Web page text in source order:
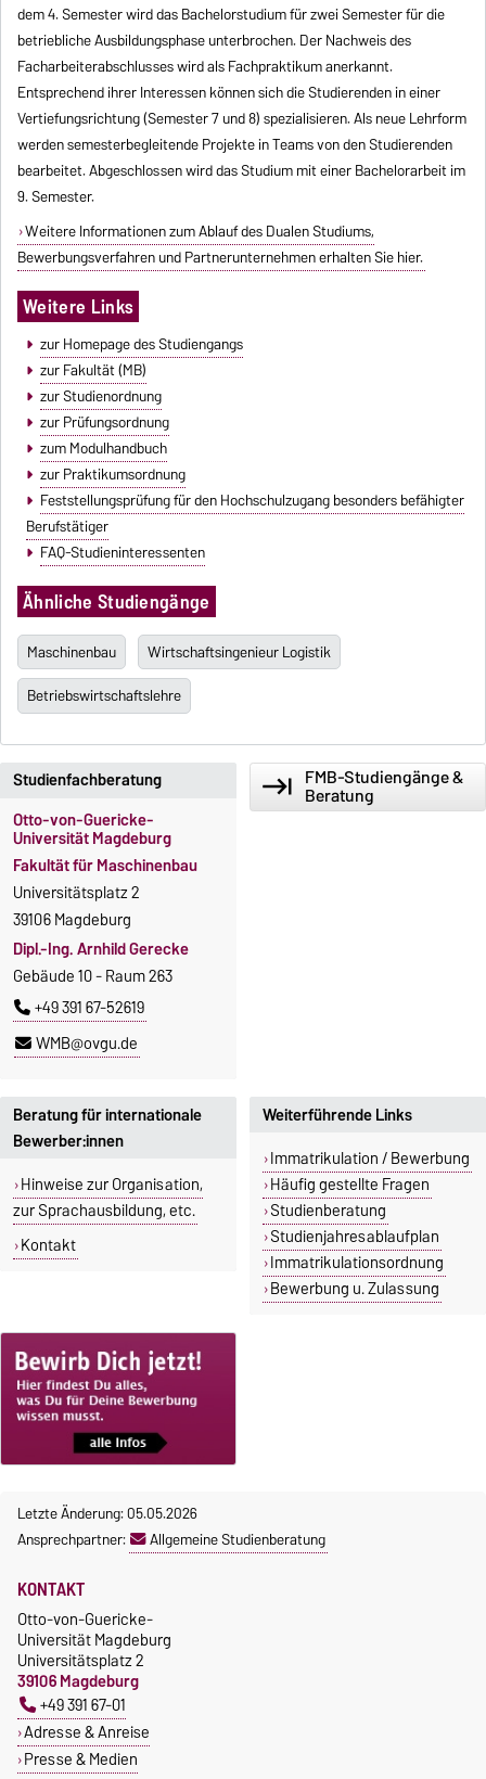
dem 4. Semester wird das Bachelorstudium für zwei Semester für die
betriebliche Ausbildungsphase unterbrochen. Der Nachweis des
Facharbeiterabschlusses wird als Fachpraktikum anerkannt.
Entsprechend ihrer Interessen können sich die Studierenden in einer
Vertiefungsrichtung (Semester 7 und 8) spezialisieren. Als neue Lehrform
werden semesterbegleitende Projekte in Teams von den Studierenden
bearbeitet. Abgeschlossen wird das Studium mit einer Bachelorarbeit im
9. Semester.
Weitere Informationen zum Ablauf des Dualen Studiums,
Bewerbungsverfahren und Partnerunternehmen erhalten Sie hier.
Weitere Links
zur Homepage des Studiengangs
zur Fakultät (MB)
zur Studienordnung
zur Prüfungsordnung
zum Modulhandbuch
zur Praktikumsordnung
Feststellungsprüfung für den Hochschulzugang besonders befähigter
Berufstätiger
FAQ-Studieninteressenten
Ähnliche Studiengänge
Maschinenbau
Wirtschaftsingenieur Logistik
Betriebswirtschaftslehre
Weiterführende Links
Immatrikulation / Bewerbung
Häufig gestellte Fragen
Studienberatung
Studienjahresablaufplan
Immatrikulationsordnung
Bewerbung u. Zulassung
Studienfachberatung
Otto-von-Guericke-
Universität Magdeburg
Fakultät für Maschinenbau
Universitätsplatz 2
39106 Magdeburg
Dipl.-Ing. Arnhild Gerecke
Gebäude 10 - Raum 263
+49 391 67-52619
WMB@ovgu.de
Beratung für internationale
Bewerber:innen
Hinweise zur Organisation,
zur Sprachausbildung, etc.
Kontakt
keyboard_tab FMB-Studiengänge &
Beratung
Letzte Änderung: 05.05.2026
Ansprechpartner:
Allgemeine Studienberatung
KONTAKT
Otto-von-Guericke-
Universität Magdeburg
Universitätsplatz 2
39106 Magdeburg
+49 391 67-01
Adresse & Anreise
Presse & Medien